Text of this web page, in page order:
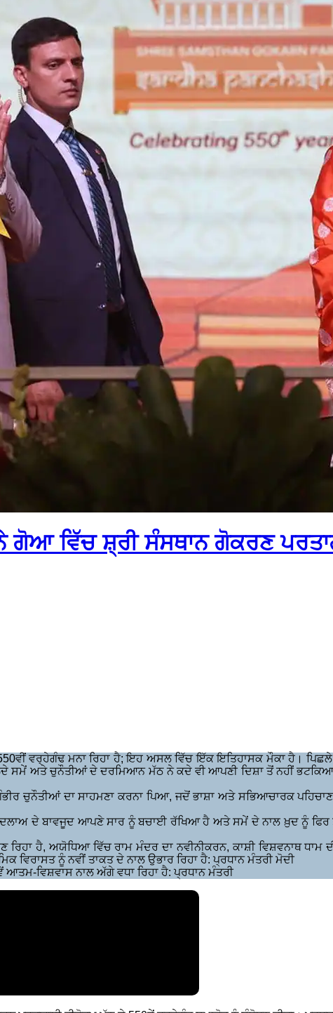
ਗੋਆ ਵਿੱਚ ਸ਼੍ਰੀ ਸੰਸਥਾਨ ਗੋਕਰਣ
ਵਰ੍ਹੇਗੰਢ ਮਨਾ ਰਿਹਾ ਹੈ; ਇਹ ਅਸਲ ਵਿੱਚ ਇੱਕ ਇਤਿਹਾਸਕ ਮੌਕਾ ਹੈ।
ਸਮੇਂ ਅਤੇ ਚੁਨੌਤੀਆਂ ਦੇ ਦਰਮਿਆਨ ਮੱਠ ਨੇ ਕਦੇ ਵੀ ਆਪਣੀ ਦਿਸ਼ਾ ਤੋਂ ਨਹੀਂ
ਚੁਨੌਤੀਆਂ ਦਾ ਸਾਹਮਣਾ ਕਰਨਾ ਪਿਆ, ਜਦੋਂ ਭਾਸ਼ਾ ਅਤੇ ਸਭਿਆਚਾਰਕ
ਦੇ ਬਾਵਜੂਦ ਆਪਣੇ ਸਾਰ ਨੂੰ ਬਚਾਈ ਰੱਖਿਆ ਹੈ ਅਤੇ ਸਮੇਂ ਦੇ ਨਾਲ ਖ਼ੁਦ ਨੂੰ ਫਿਰ
ਹੈ, ਅਯੋਧਿਆ ਵਿੱਚ ਰਾਮ ਮੰਦਰ ਦਾ ਨਵੀਨੀਕਰਨ, ਕਾਸ਼ੀ ਵਿਸ਼ਵਨਾਥ
ਨੂੰ ਨਵੀਂ ਤਾਕਤ ਦੇ ਨਾਲ ਉਭਾਰ ਰਿਹਾ ਹੈ: ਪ੍ਰਧਾਨ ਮੰਤਰੀ ਮੋਦੀ
ਵਿਸ਼ਵਾਸ ਨਾਲ ਅੱਗੇ ਵਧਾ ਰਿਹਾ ਹੈ: ਪ੍ਰਧਾਨ ਮੰਤਰੀ